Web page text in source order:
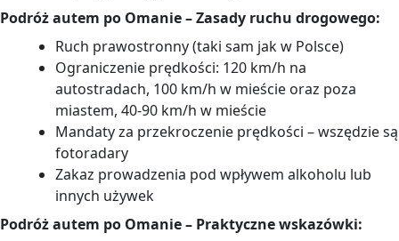
Podróż autem po Omanie – Zasady ruchu drogowego:
Ruch prawostronny (taki sam jak w Polsce)
Ograniczenie prędkości: 120 km/h na
autostradach, 100 km/h w mieście oraz poza
miastem, 40-90 km/h w mieście
Mandaty za przekroczenie prędkości – wszędzie są
fotoradary
Zakaz prowadzenia pod wpływem alkoholu lub
innych używek
Podróż autem po Omanie – Praktyczne wskazówki: